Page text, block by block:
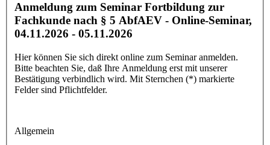
Anmeldung zum Seminar Fortbildung zur
Fachkunde nach § 5 AbfAEV - Online-Seminar,
04.11.2026 - 05.11.2026
Hier können Sie sich direkt online zum Seminar anmelden.
Bitte beachten Sie, daß Ihre Anmeldung erst mit unserer
Bestätigung verbindlich wird. Mit Sternchen (*) markierte
Felder sind Pflichtfelder.
Allgemein